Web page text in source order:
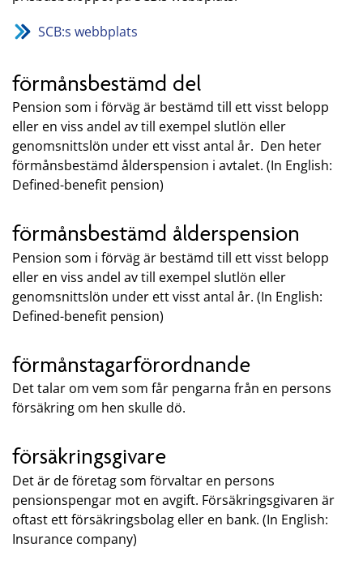
SCB:s webbplats
förmånsbestämd del
Pension som i förväg är bestämd till ett visst belopp
eller en viss andel av till exempel slutlön eller
genomsnittslön under ett visst antal år. Den heter
förmånsbestämd ålderspension i avtalet. (In English:
Defined-benefit pension)
förmånsbestämd ålderspension
Pension som i förväg är bestämd till ett visst belopp
eller en viss andel av till exempel slutlön eller
genomsnittslön under ett visst antal år. (In English:
Defined-benefit pension)
förmånstagarförordnande
Det talar om vem som får pengarna från en persons
försäkring om hen skulle dö.
försäkringsgivare
Det är de företag som förvaltar en persons
pensionspengar mot en avgift. Försäkringsgivaren är
oftast ett försäkringsbolag eller en bank. (In English:
Insurance company)